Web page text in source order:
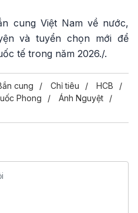
cung Việt Nam về nước,
và tuyển chọn mới để
tế trong năm 2026./.
cung Chỉ tiêu
HCB
Phong
Ánh Nguyệt